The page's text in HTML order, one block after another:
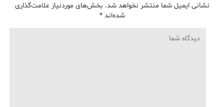
نشانی ایمیل شما منتشر نخواهد شد. بخش‌های موردنیاز علامت‌گذاری
شده‌اند*